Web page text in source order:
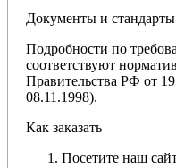
Документы и
Подробности по
соответствуют
Правительства РФ от
08.11.1998).
Как заказать
Посетите наш